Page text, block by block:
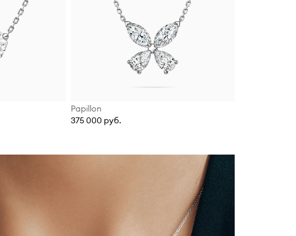
Papillon
375 000 руб.